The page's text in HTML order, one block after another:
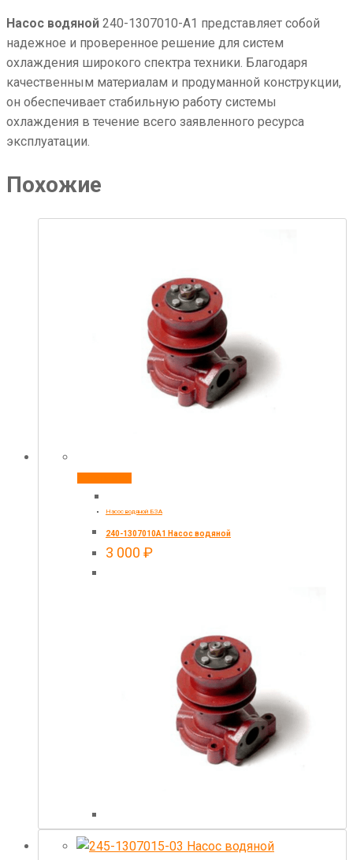
Насос водяной 240-1307010-А1 представляет собой
надежное и проверенное решение для систем
охлаждения широкого спектра техники. Благодаря
качественным материалам и продуманной конструкции,
он обеспечивает стабильную работу системы
охлаждения в течение всего заявленного ресурса
эксплуатации.
Похожие
Насос водяной БЗА
240-1307010А1 Насос водяной
3 000 ₽